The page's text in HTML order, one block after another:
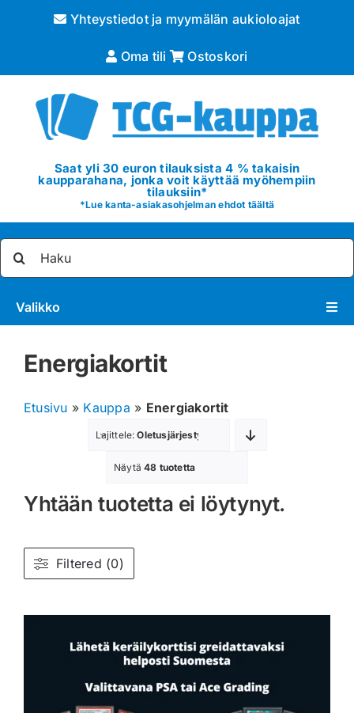
Yhteystiedot ja myymälän aukioloajat
Oma tili Ostoskori
Saat yli 30 euron tilauksista 4 % takaisin
kaupparahana, jonka voit käyttää myöhempiin
tilauksiin*
*Lue kanta-asiakasohjelman ehdot täältä
Valikko
Ennakot
Greidatut kortit
Energiakortit
Etusivu » Kauppa » Energiakortit
Lajittele:Oletusjärjestys
Näytä48 tuotetta
Yhtään tuotetta ei löytynyt.
Filtered (0)